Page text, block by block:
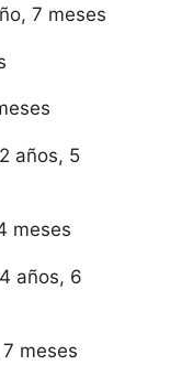
7 meses
años, 5
meses
años, 6
meses